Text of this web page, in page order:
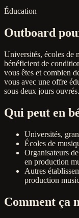
Éducation
Outboard
Universités, écoles de
bénéficient de
vous êtes et combien
vous avec une offre
sous deux jours ouvrés.
Qui peut en
Universités,
Écoles de
Organisateurs
en production
Autres
production
Comment ça